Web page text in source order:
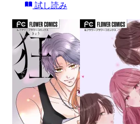
試し読み